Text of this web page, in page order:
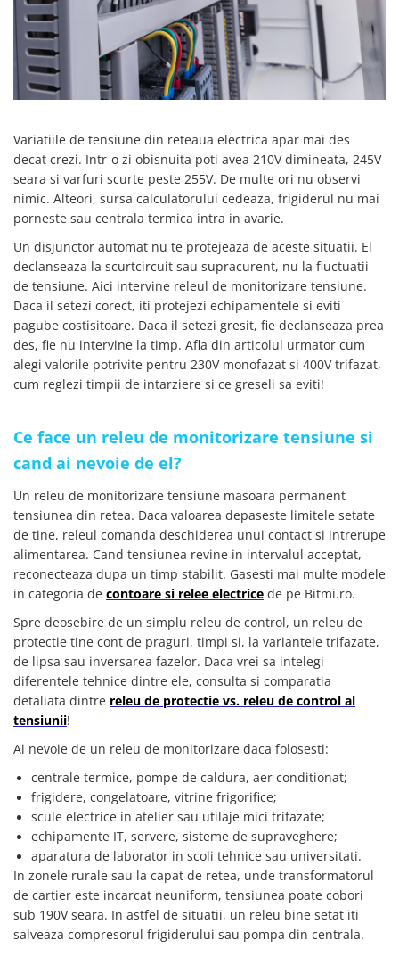
Seturi de Surubelnite
Cuttere
Foarfeca Electrician
Chei Dinamometrice
Chei Reglabile
Chei Combinate
Chei Inelare cu Cot
Rulete
Nivele cu bula
Truse de Scule
Scule Electrice
Unelte Multifunctionale
Surubelnite Electrice
Polizoare
Masini de Gaurit si Insurubat
Accesorii pentru Gaurit
Genti pentru Scule si Unelte
Electronica
Unelte pentru Electronica
Aparate de Sudura in Puncte
Microscoape Digitale
Osciloscoape Digitale
Generatoare de Semnal
Surse de Laborator
Statii de Lipit
Letcon
Accesorii pentru Lipit
Surubelnite de Precizie
Clesti de Precizie
Kituri Electronice
Placi de Dezvoltare
Placi de Expansiune
Module Electronice
Senzori Electronici
Componente Electronice
Gadgets
SCHRACK TECHNIK
SAMSUNG
SUNKKO
SANYO
SONOFF
TERMOPASTY
TOPDON
TAXNELE
TENPOWER
VICTOR
VETO PRO PAC
WEICON
WERA
WIHA
WAIT TOOLS
WEEEMAKE
YATO
ZUBR
Variatiile de tensiune din reteaua electrica apar mai des
decat crezi. Intr-o zi obisnuita poti avea 210V dimineata, 245V
seara si varfuri scurte peste 255V. De multe ori nu observi
nimic. Alteori, sursa calculatorului cedeaza, frigiderul nu mai
porneste sau centrala termica intra in avarie.
Un disjunctor automat nu te protejeaza de aceste situatii. El
declanseaza la scurtcircuit sau supracurent, nu la fluctuatii
de tensiune. Aici intervine releul de monitorizare tensiune.
Daca il setezi corect, iti protejezi echipamentele si eviti
pagube costisitoare. Daca il setezi gresit, fie declanseaza prea
des, fie nu intervine la timp. Afla din articolul urmator cum
alegi valorile potrivite pentru 230V monofazat si 400V trifazat,
cum reglezi timpii de intarziere si ce greseli sa eviti!
Ce face un releu de monitorizare tensiune si
cand ai nevoie de el?
Un releu de monitorizare tensiune masoara permanent
tensiunea din retea. Daca valoarea depaseste limitele setate
de tine, releul comanda deschiderea unui contact si intrerupe
alimentarea. Cand tensiunea revine in intervalul acceptat,
reconecteaza dupa un timp stabilit. Gasesti mai multe modele
in categoria de contoare si relee electrice de pe Bitmi.ro.
Spre deosebire de un simplu releu de control, un releu de
protectie tine cont de praguri, timpi si, la variantele trifazate,
de lipsa sau inversarea fazelor. Daca vrei sa intelegi
diferentele tehnice dintre ele, consulta si comparatia
detaliata dintre releu de protectie vs. releu de control al
tensiunii!
Ai nevoie de un releu de monitorizare daca folosesti:
centrale termice, pompe de caldura, aer conditionat;
frigidere, congelatoare, vitrine frigorifice;
scule electrice in atelier sau utilaje mici trifazate;
echipamente IT, servere, sisteme de supraveghere;
aparatura de laborator in scoli tehnice sau universitati.
In zonele rurale sau la capat de retea, unde transformatorul
de cartier este incarcat neuniform, tensiunea poate cobori
sub 190V seara. In astfel de situatii, un releu bine setat iti
salveaza compresorul frigiderului sau pompa din centrala.